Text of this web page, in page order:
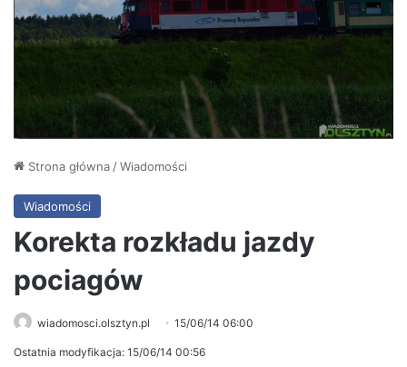
Strona główna /Wiadomości
Wiadomości
Korekta rozkładu jazdy
pociagów
wiadomosci.olsztyn.pl 15/06/14 06:00
Ostatnia modyfikacja: 15/06/14 00:56